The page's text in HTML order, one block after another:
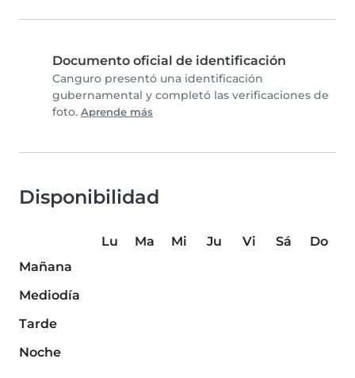
Documento oficial de identificación
Canguro presentó una identificación
gubernamental y completó las verificaciones de
foto. Aprende más
Disponibilidad
Lu Ma Mi Ju Vi Sá
Do
Mañana
Mediodía
Tarde
Noche